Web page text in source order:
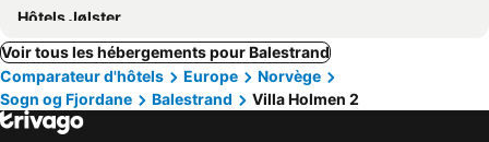
Hôtels Jølster
Voir tous les hébergements pour Balestrand
Comparateur d'hôtels
Europe
Norvège
Sogn og Fjordane
Balestrand Villa Holmen 2